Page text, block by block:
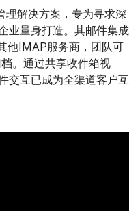
理解决方案，专为寻求深
业量身打造。其邮件集成
他IMAP服务商，团队可
。通过共享收件箱视
交互已成为全渠道客户互